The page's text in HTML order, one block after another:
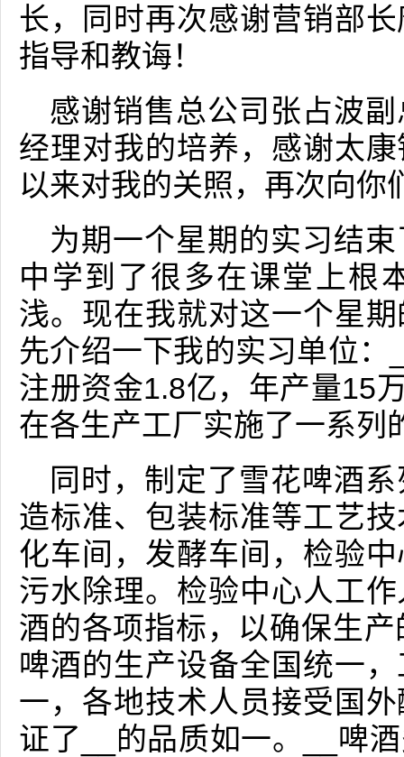
长，同时再次感谢营销部
指导和教诲！
感谢销售总公司张占波
经理对我的培养，感谢太
以来对我的关照，再次向你
为期一个星期的实习结
中学到了很多在课堂上根
浅。现在我就对这一个星
先介绍一下我的实习单位
注册资金1.8亿，年产量15
在各生产工厂实施了一系列
同时，制定了雪花啤酒
造标准、包装标准等工艺
化车间，发酵车间，检验
污水除理。检验中心人工
酒的各项指标，以确保生
啤酒的生产设备全国统一
一，各地技术人员接受国
证了__的品质如一。__啤